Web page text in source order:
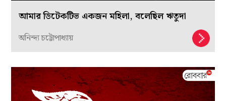
আমার ডিটেকটিভ একজন মহিলা, বলেছিল ঋতুদা
অনিন্দ্য চট্টোপাধ্যায়